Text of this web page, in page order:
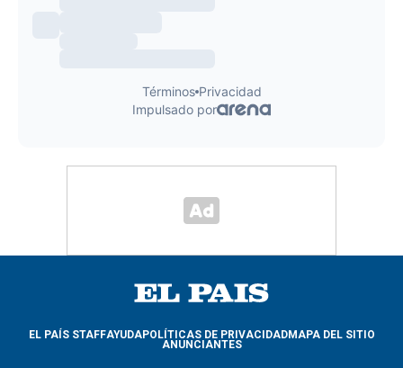
EL PAÍS STAFFAYUDAPOLÍTICAS DE PRIVACIDADMAPA DEL SITIO
ANUNCIANTES